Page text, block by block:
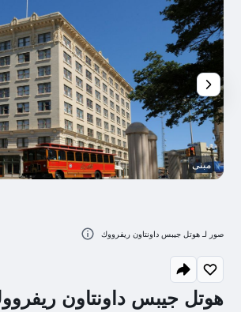
هوتل جيبس داونتاون
مبنى
صور لـ هوتل جيبس داونتاون ريفرووك